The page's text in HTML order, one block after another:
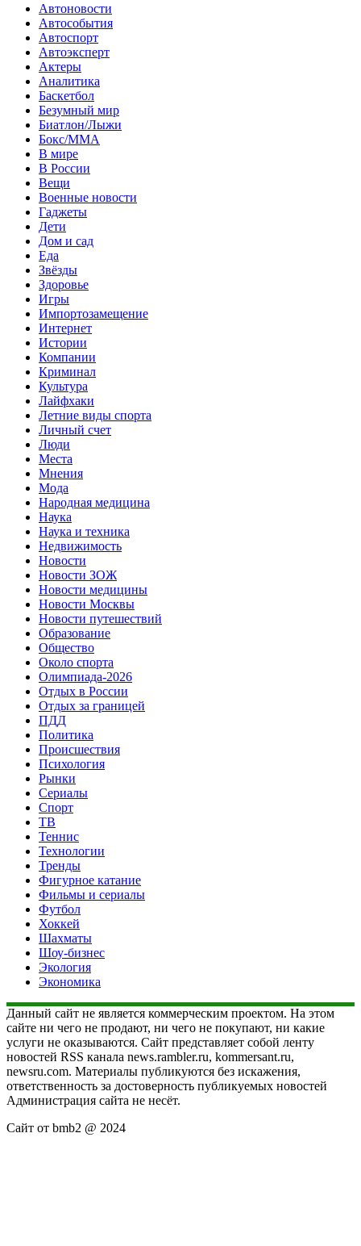
Автоновости
Автособытия
Автоспорт
Автоэксперт
Актеры
Аналитика
Баскетбол
Безумный мир
Биатлон/Лыжи
Бокс/MMA
В мире
В России
Вещи
Военные новости
Гаджеты
Дети
Дом и сад
Еда
Звёзды
Здоровье
Игры
Импортозамещение
Интернет
Истории
Компании
Криминал
Культура
Лайфхаки
Летние виды спорта
Личный счет
Люди
Места
Мнения
Мода
Народная медицина
Наука
Наука и техника
Недвижимость
Новости
Новости ЗОЖ
Новости медицины
Новости Москвы
Новости путешествий
Образование
Общество
Около спорта
Олимпиада-2026
Отдых в России
Отдых за границей
ПДД
Политика
Происшествия
Психология
Рынки
Сериалы
Спорт
ТВ
Теннис
Технологии
Тренды
Фигурное катание
Фильмы и сериалы
Футбол
Хоккей
Шахматы
Шоу-бизнес
Экология
Экономика
Данный сайт не является коммерческим проектом. На этом
сайте ни чего не продают, ни чего не покупают, ни какие
услуги не оказываются. Сайт представляет собой ленту
новостей RSS канала news.rambler.ru, kommersant.ru,
newsru.com. Материалы публикуются без искажения,
ответственность за достоверность публикуемых новостей
Администрация сайта не несёт.
Сайт от bmb2 @ 2024